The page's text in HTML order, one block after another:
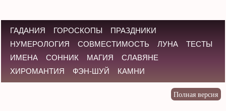
ГАДАНИЯ ГОРОСКОПЫ
ПРАЗДНИКИ
НУМЕРОЛОГИЯ
СОВМЕСТИМОСТЬ ЛУНА
ТЕСТЫ
ИМЕНА
СОННИК МАГИЯ
СЛАВЯНЕ
ХИРОМАНТИЯ
ФЭН-ШУЙ КАМНИ